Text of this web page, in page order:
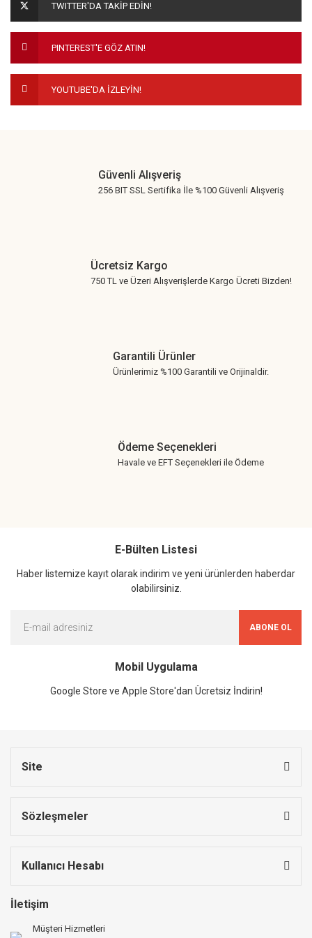
Ürün fiyatı diğer sitelerden daha pahalı.
Bu ürüne benzer farklı alternatifler olmalı.
TWITTER'DA TAKİP EDİN!
PINTEREST'E GÖZ ATIN!
YOUTUBE'DA İZLEYİN!
Güvenli Alışveriş
256 BIT SSL Sertifika İle %100 Güvenli Alışveriş
Ücretsiz Kargo
750 TL ve Üzeri Alışverişlerde Kargo Ücreti Bizden!
Garantili Ürünler
Ürünlerimiz %100 Garantili ve Orijinaldir.
Ödeme Seçenekleri
Havale ve EFT Seçenekleri ile Ödeme
E-Bülten Listesi
Haber listemize kayıt olarak indirim ve yeni ürünlerden haberdar
olabilirsiniz.
ABONE OL
Mobil Uygulama
Google Store ve Apple Store'dan Ücretsiz İndirin!
Site
Sözleşmeler
Kullanıcı Hesabı
İletişim
Müşteri Hizmetleri